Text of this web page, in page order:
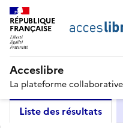
RÉPUBLIQUE
FRANÇAISE
Acceslibre
La plateforme
Liste des résultats